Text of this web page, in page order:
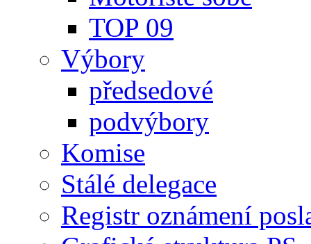
TOP 09
Výbory
předsedové
podvýbory
Komise
Stálé delegace
Registr oznámení